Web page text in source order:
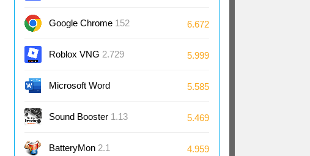
Google Chrome 152 6.672
Roblox VNG 2.729 5.999
Microsoft Word
2024/2021/2019/2016
5.585
Sound Booster 1.13 5.469
BatteryMon 2.1 4.959